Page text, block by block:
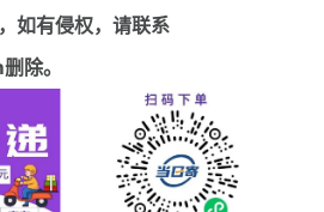
如有侵权，请联系
除。